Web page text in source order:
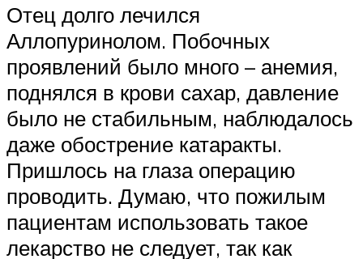
Отец долго лечился
Аллопуринолом. Побочных
проявлений было много – анемия,
поднялся в крови сахар, давление
было не стабильным, наблюдалось
даже обострение катаракты.
Пришлось на глаза операцию
проводить. Думаю, что пожилым
пациентам использовать такое
лекарство не следует, так как